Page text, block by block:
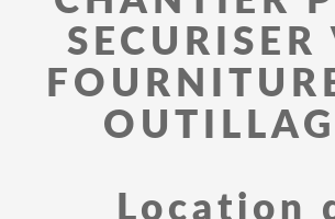
SECURISER
Location